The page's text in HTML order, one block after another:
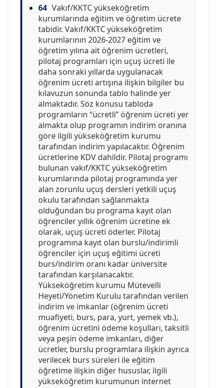
64 Vakıf/KKTC yükseköğretim
kurumlarında eğitim ve öğretim ücrete
tabidir. Vakıf/KKTC yükseköğretim
kurumlarının 2026-2027 eğitim ve
öğretim yılına ait öğrenim ücretleri,
pilotaj programları için uçuş ücreti ile
daha sonraki yıllarda uygulanacak
öğrenim ücreti artışına ilişkin bilgiler bu
kılavuzun sonunda tablo halinde yer
almaktadır. Söz konusu tabloda
programların “ücretli” öğrenim ücreti yer
almakta olup programın indirim oranına
göre ilgili yükseköğretim kurumu
tarafından indirim yapılacaktır. Öğrenim
ücretlerine KDV dahildir. Pilotaj programı
bulunan vakıf/KKTC yükseköğretim
kurumlarında pilotaj programında yer
alan zorunlu uçuş dersleri yetkili uçuş
okulu tarafından sağlanmakta
olduğundan bu programa kayıt olan
öğrenciler yıllık öğrenim ücretine ek
olarak, uçuş ücreti öderler. Pilotaj
programına kayıt olan burslu/indirimli
öğrenciler için uçuş eğitimi ücreti
burs/indirim oranı kadar üniversite
tarafından karşılanacaktır.
Yükseköğretim kurumu Mütevelli
Heyeti/Yönetim Kurulu tarafından verilen
indirim ve imkanlar (öğrenim ücreti
muafiyeti, burs, para, yurt, yemek vb.),
öğrenim ücretini ödeme koşulları, taksitli
veya peşin ödeme imkanları, diğer
ücretler, burslu programlara ilişkin ayrıca
verilecek burs süreleri ile eğitim
öğretime ilişkin diğer hususlar, ilgili
yükseköğretim kurumunun internet